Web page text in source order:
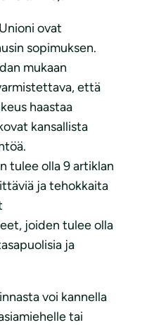
ovat
sopimuksen.
mukaan
että
haastaa
kansallista
tulee olla 9 artiklan
ja tehokkaita
joiden tulee olla
ja
voi kannella
tai